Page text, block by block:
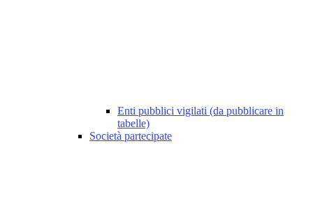
Enti pubblici vigilati (da pubblicare in
tabelle)
Società partecipate